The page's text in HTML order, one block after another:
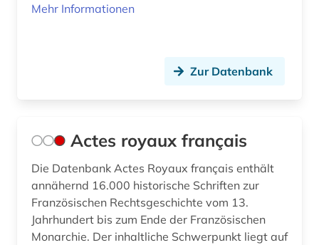
bundesdatenschutzgesetz (4)
bundesdisziplinarrecht (1)
bundesfinanzhof (6)
bundesfinanzverwaltung (1)
Mehr Informationen
Zur Datenbank
Actes royaux français
Die Datenbank Actes Royaux français enthält
annähernd 16.000 historische Schriften zur
Französischen Rechtsgeschichte vom 13.
Jahrhundert bis zum Ende der Französischen
Monarchie. Der inhaltliche Schwerpunkt liegt auf